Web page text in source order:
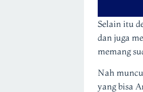
Selain itu
dan juga
memang
Nah
yang bisa